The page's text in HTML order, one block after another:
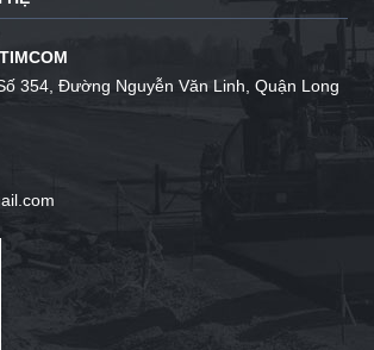
354, Đường Nguyễn Văn Linh, Quận Long